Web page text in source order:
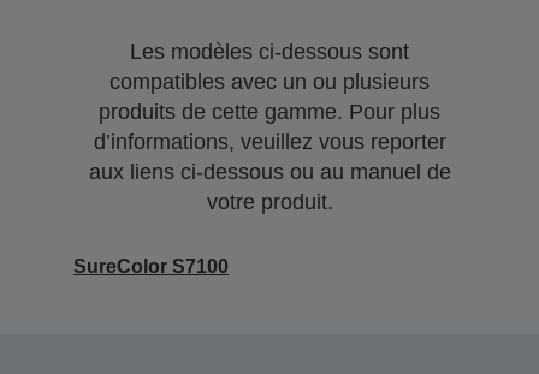
Les modèles ci-dessous sont
compatibles avec un ou plusieurs
produits de cette gamme. Pour plus
d’informations, veuillez vous reporter
aux liens ci-dessous ou au manuel de
votre produit.
SureColor S7100